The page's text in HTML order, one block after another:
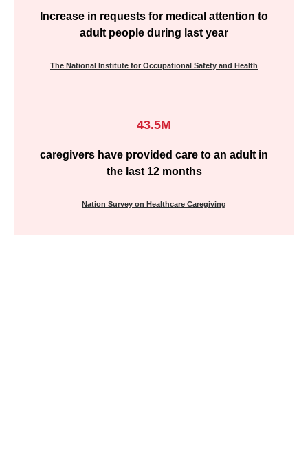
Increase in requests for medical attention to
adult people during last year
The National Institute for Occupational Safety and Health
43.5M
caregivers have provided care to an adult in
the last 12 months
Nation Survey on Healthcare Caregiving